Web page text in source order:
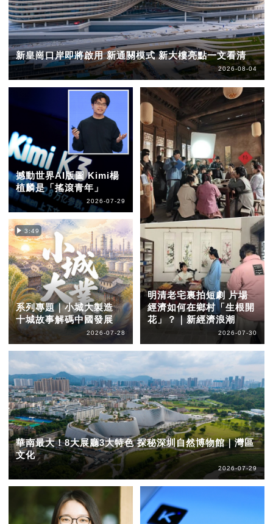
新皇崗口岸即將啟用 新通關模式 新大樓亮點一文看清
2026-08-04
撼動世界AI版圖 Kimi楊
植麟是「搖滾青年」
2026-07-29
3:49
系列專題｜小城大製造
十城故事解碼中國發展
2026-07-28
明清老宅裏拍短劇 片場
經濟如何在鄉村「生根開
花」？｜新經濟浪潮
2026-07-30
華南最大！8大展廳3大特色 探秘深圳自然博物館｜灣區
文化
2026-07-29